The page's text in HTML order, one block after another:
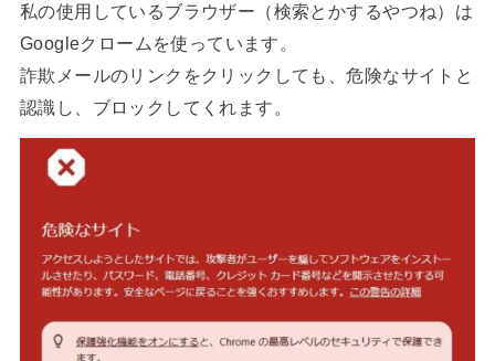
私の使用しているブラウザー（検索とかするやつね）は
Googleクロームを使っています。
詐欺メールのリンクをクリックしても、危険なサイトと
認識し、ブロックしてくれます。